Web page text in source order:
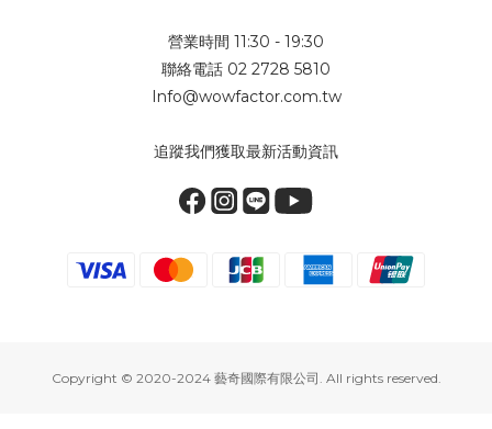
營業時間 11:30 - 19:30
聯絡電話 02 2728 5810
Info@wowfactor.com.tw
追蹤我們獲取最新活動資訊
Copyright © 2020-2024 藝奇國際有限公司. All rights reserved.